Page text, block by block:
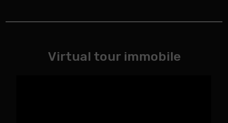
Virtual tour immobile